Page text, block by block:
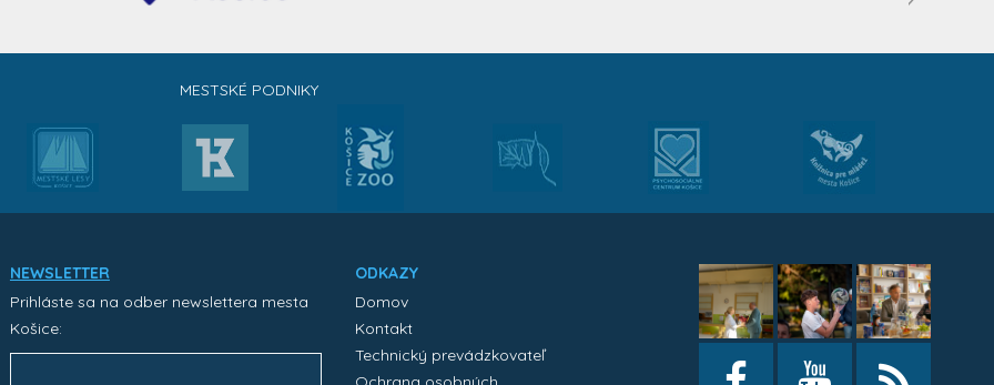
MESTSKÉ PODNIKY
NEWSLETTER
Prihláste sa na odber newslettera mesta
Košice:
ODKAZY
Domov
Kontakt
Technický prevádzkovateľ